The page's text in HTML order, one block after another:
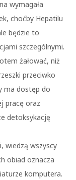
wymagała
choćby Hepatilu
będzie to
szczególnymi.
żałować, niż
przeciwko
ma dostęp do
pracę oraz
detoksykację
wiedzą wszyscy
obiad oznacza
komputera.